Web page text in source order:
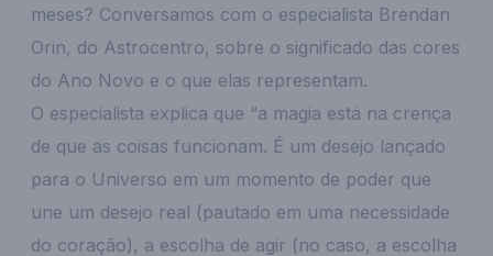
meses? Conversamos com o especialista Brendan
Orin, do Astrocentro, sobre o significado das cores
do Ano Novo e o que elas representam.
O especialista explica que “a magia está na crença
de que as coisas funcionam. É um desejo lançado
para o Universo em um momento de poder que
une um desejo real (pautado em uma necessidade
do coração), a escolha de agir (no caso, a escolha